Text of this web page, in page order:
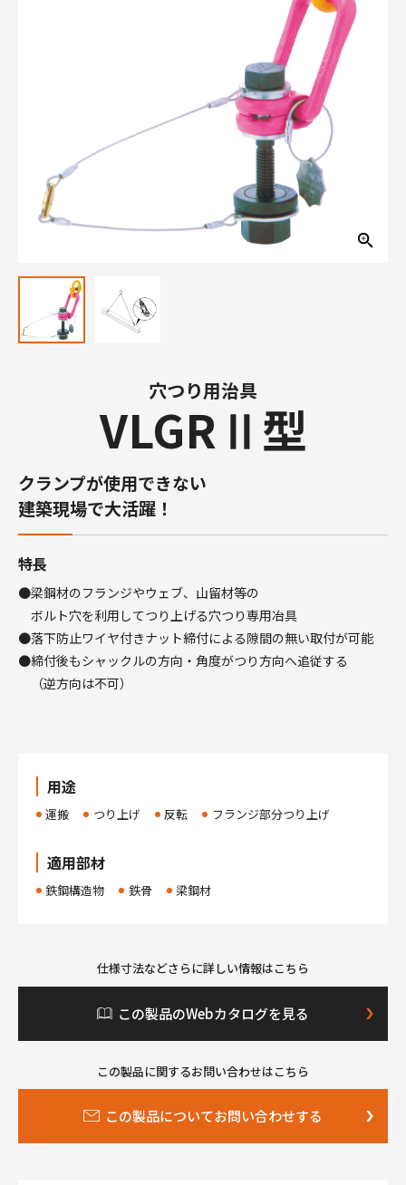
穴つり用治具
VLGRⅡ型
クランプが使用できない
建築現場で大活躍！
特長
●梁鋼材のフランジやウェブ、山留材等の
ボルト穴を利用してつり上げる穴つり専用冶具
●落下防止ワイヤ付きナット締付による隙間の無い取付が可能
●締付後もシャックルの方向・角度がつり方向へ追従する
（逆方向は不可）
用途
運搬 つり上げ 反転 フランジ部分つり上げ
適用部材
鉄鋼構造物 鉄骨 梁鋼材
仕様寸法などさらに詳しい情報はこちら
この製品のWebカタログを見る
この製品に関するお問い合わせはこちら
この製品についてお問い合わせする